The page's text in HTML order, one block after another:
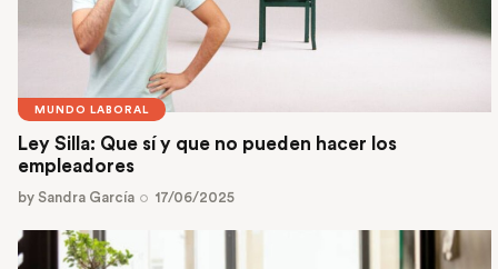
MUNDO LABORAL
Ley Silla: Que sí y que no pueden hacer los
empleadores
by Sandra García 17/06/2025